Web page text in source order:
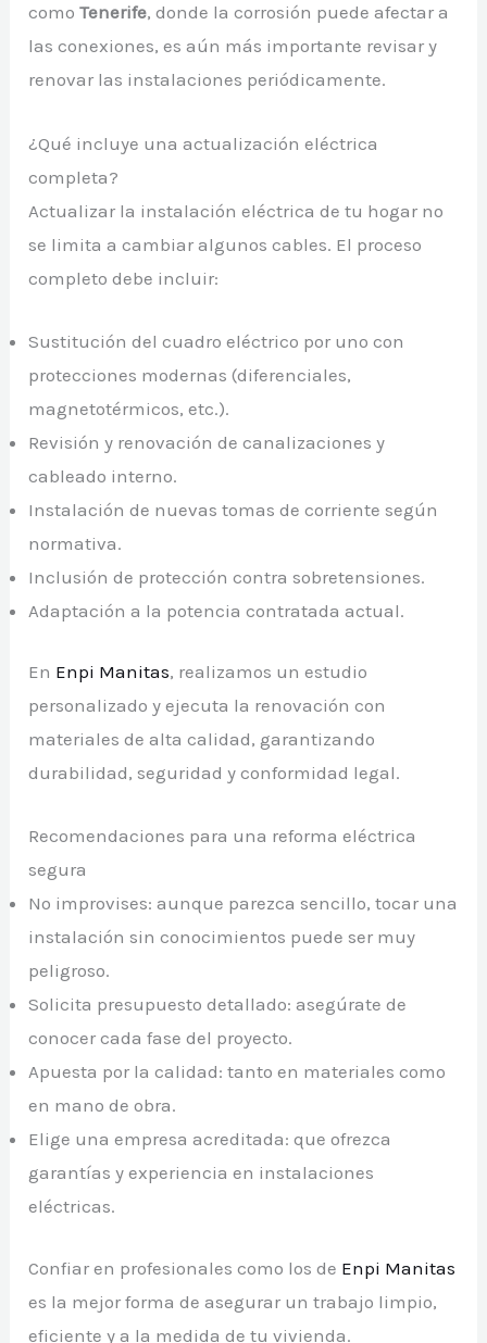
comoTenerife, donde la corrosión puede afectar a
las conexiones, es aún más importante revisar y
renovar las instalaciones periódicamente.
¿Qué incluye una actualización eléctrica
completa?
Actualizar la instalación eléctrica de tu hogar no
se limita a cambiar algunos cables. El proceso
completo debe incluir:
Sustitución del cuadro eléctrico por uno con
protecciones modernas (diferenciales,
magnetotérmicos, etc.).
Revisión y renovación de canalizaciones y
cableado interno.
Instalación de nuevas tomas de corriente según
normativa.
Inclusión de protección contra sobretensiones.
Adaptación a la potencia contratada actual.
En Enpi Manitas, realizamos un estudio
personalizado y ejecuta la renovación con
materiales de alta calidad, garantizando
durabilidad, seguridad y conformidad legal.
Recomendaciones para una reforma eléctrica
segura
No improvises: aunque parezca sencillo, tocar una
instalación sin conocimientos puede ser muy
peligroso.
Solicita presupuesto detallado: asegúrate de
conocer cada fase del proyecto.
Apuesta por la calidad: tanto en materiales como
en mano de obra.
Elige una empresa acreditada: que ofrezca
garantías y experiencia en instalaciones
eléctricas.
Confiar en profesionales como los de Enpi Manitas
es la mejor forma de asegurar un trabajo limpio,
eficiente y a la medida de tu vivienda.